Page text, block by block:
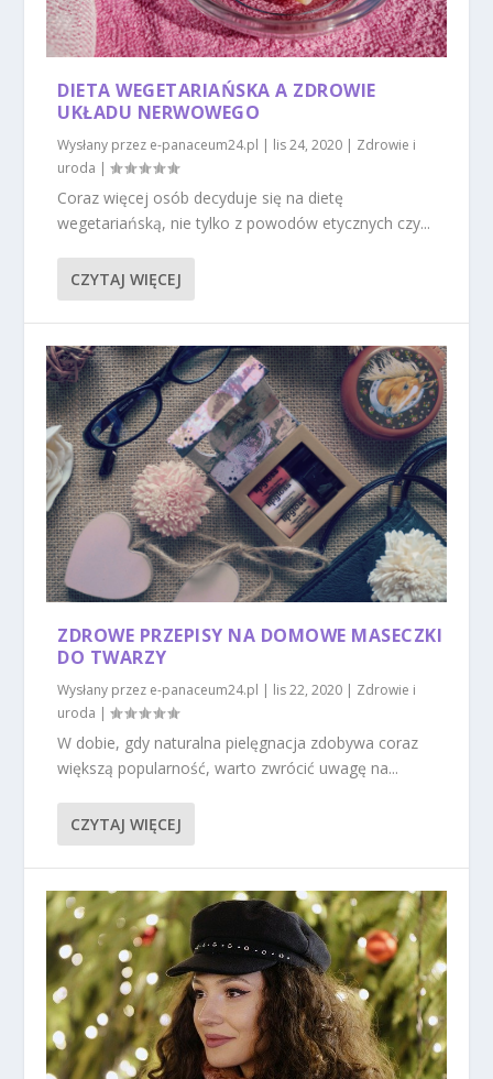
DIETA WEGETARIAŃSKA A ZDROWIE
UKŁADU NERWOWEGO
Wysłany przez e-panaceum24.pl | lis 24, 2020 | Zdrowie i
uroda |
Coraz więcej osób decyduje się na dietę
wegetariańską, nie tylko z powodów etycznych czy...
CZYTAJ WIĘCEJ
ZDROWE PRZEPISY NA DOMOWE MASECZKI
DO TWARZY
Wysłany przez e-panaceum24.pl | lis 22, 2020 | Zdrowie i
uroda |
W dobie, gdy naturalna pielęgnacja zdobywa coraz
większą popularność, warto zwrócić uwagę na...
CZYTAJ WIĘCEJ